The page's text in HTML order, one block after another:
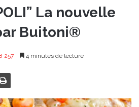
La nouvelle
Buitoni®
257 4 minutes de lecture